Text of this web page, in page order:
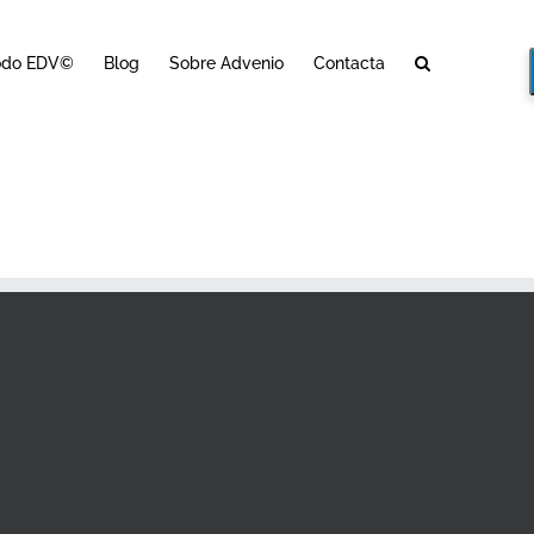
EDV© Blog Sobre Advenio Contacta